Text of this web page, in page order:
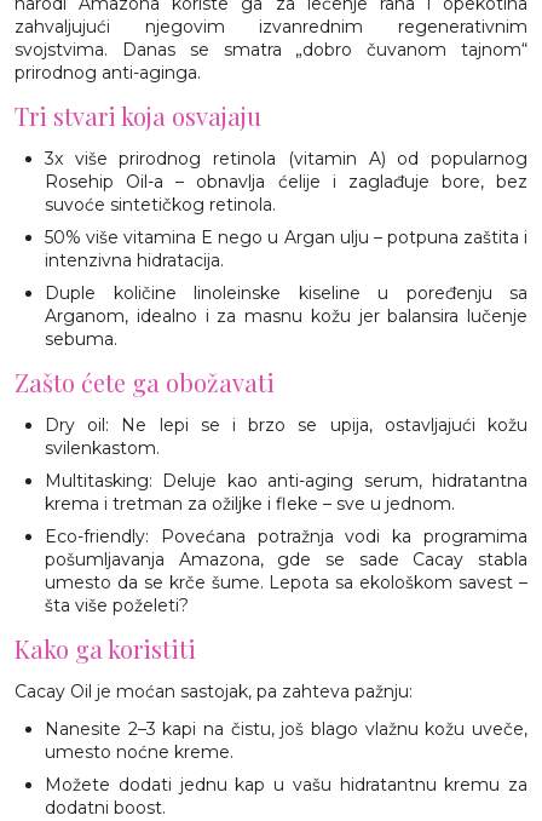
zahvaljujući njegovim izvanrednim regenerativnim
svojstvima. Danas se smatra „dobro čuvanom tajnom“
prirodnog anti-aginga.
Tri stvari koja osvajaju
3x više prirodnog retinola (vitamin A) od popularnog
Rosehip Oil-a – obnavlja ćelije i zaglađuje bore, bez
suvoće sintetičkog retinola.
50% više vitamina E nego u Argan ulju – potpuna zaštita i
intenzivna hidratacija.
Duple količine linoleinske kiseline u poređenju sa
Arganom, idealno i za masnu kožu jer balansira lučenje
sebuma.
Zašto ćete ga obožavati
Dry oil: Ne lepi se i brzo se upija, ostavljajući kožu
svilenkastom.
Multitasking: Deluje kao anti-aging serum, hidratantna
krema i tretman za ožiljke i fleke – sve u jednom.
Eco-friendly: Povećana potražnja vodi ka programima
pošumljavanja Amazona, gde se sade Cacay stabla
umesto da se krče šume. Lepota sa ekološkom savest –
šta više poželeti?
Kako ga koristiti
Cacay Oil je moćan sastojak, pa zahteva pažnju:
Nanesite 2–3 kapi na čistu, još blago vlažnu kožu uveče,
umesto noćne kreme.
Možete dodati jednu kap u vašu hidratantnu kremu za
dodatni boost.